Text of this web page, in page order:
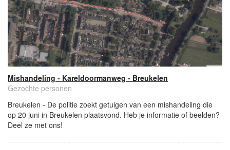
Mishandeling - Kareldoormanweg - Breukelen
Gezochte personen
Breukelen - De politie zoekt getuigen van een mishandeling die
op 20 juni in Breukelen plaatsvond. Heb je informatie of beelden?
Deel ze met ons!